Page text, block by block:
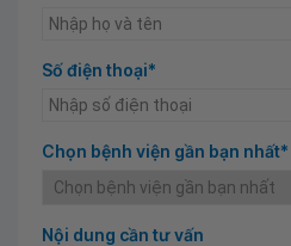
Số điện thoại*
Chọn bệnh viện gần bạn nhất*
Nội dung cần tư vấn